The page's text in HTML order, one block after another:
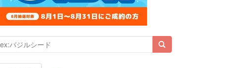
検索結果: